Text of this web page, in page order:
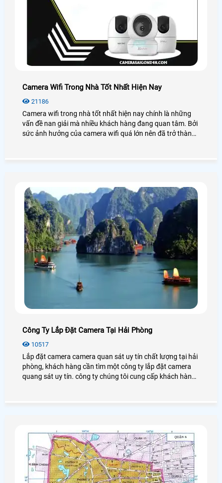
Camera Wifi Trong Nhà Tốt Nhất Hiện Nay
21186
Camera wifi trong nhà tốt nhất hiện nay chính là những
vấn đề nan giải mà nhiều khách hàng đang quan tâm. Bởi
sức ảnh hưởng của camera wifi quá lớn nên đã trở thành
Công Ty Lắp Đặt Camera Tại Hải Phòng
10517
Lắp đặt camera camera quan sát uy tín chất lượng tại hải
phòng, khách hàng cần tìm một công ty lắp đặt camera
quang sát uy tín. công ty chúng tôi cung cấp khách hàng